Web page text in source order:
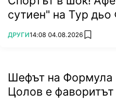
сутиен" на Тур дьо
ПОВЕЧЕ ОТ
ДРУГИ14:08 04.08.2026 add
Шефът на Формула
Цолов е фаворитът